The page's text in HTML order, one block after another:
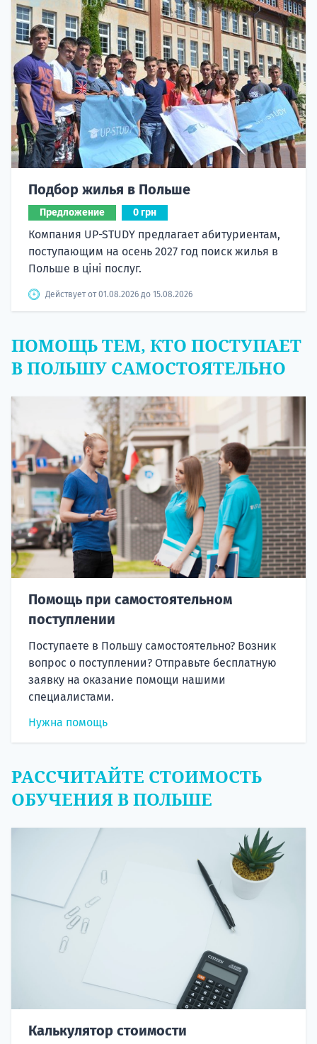
Подбор жилья в Польше
Предложение 0 грн
Компания UP-STUDY предлагает абитуриентам,
поступающим на осень 2027 год поиск жилья в
Польше в ціні послуг.
Действует от 01.08.2026 до 15.08.2026
ПОМОЩЬ ТЕМ, КТО ПОСТУПАЕТ
В ПОЛЬШУ САМОСТОЯТЕЛЬНО
Помощь при самостоятельном
поступлении
Поступаете в Польшу самостоятельно? Возник
вопрос о поступлении? Отправьте бесплатную
заявку на оказание помощи нашими
специалистами.
Нужна помощь
РАССЧИТАЙТЕ СТОИМОСТЬ
ОБУЧЕНИЯ В ПОЛЬШЕ
Калькулятор стоимости